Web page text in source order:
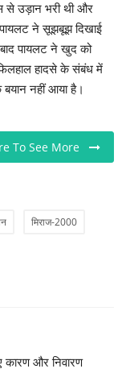
से उड़ान भरी थी और
ने सूझबूझ दिखाई
पायलट ने खुद को
हादसे के संबंध में
नहीं आया है।
To See More
मिराज-2000
कारण और निवारण